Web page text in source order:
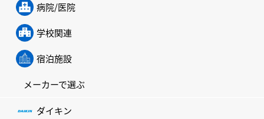
病院/医院
学校関連
宿泊施設
メーカーで選ぶ
ダイキン